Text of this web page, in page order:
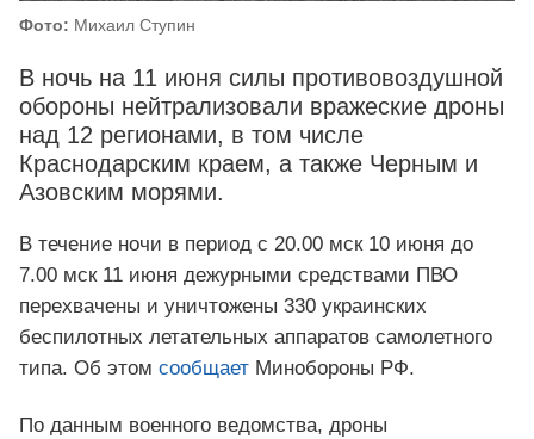
Фото: Михаил Ступин
В ночь на 11 июня силы противовоздушной
обороны нейтрализовали вражеские дроны
над 12 регионами, в том числе
Краснодарским краем, а также Черным и
Азовским морями.
В течение ночи в период с 20.00 мск 10 июня до
7.00 мск 11 июня дежурными средствами ПВО
перехвачены и уничтожены 330 украинских
беспилотных летательных аппаратов самолетного
типа. Об этом сообщает Минобороны РФ.
По данным военного ведомства, дроны